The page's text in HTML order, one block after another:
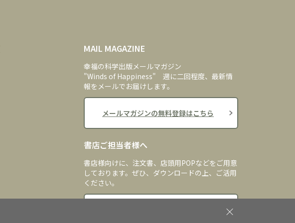
MAIL MAGAZINE
幸福の科学出版メールマガジン
"Winds of Happiness" 週に二回程度、最新情
報をメールでお届けします。
メールマガジンの無料登録はこちら
書店ご担当者様へ
書店様向けに、注文書、店頭用POPなどをご用意
しております。ぜひ、ダウンロードの上、ご活用
ください。